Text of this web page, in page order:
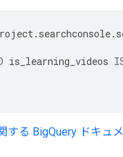
. searchconsole.
is_learning_videos
する BigQuery ドキュ